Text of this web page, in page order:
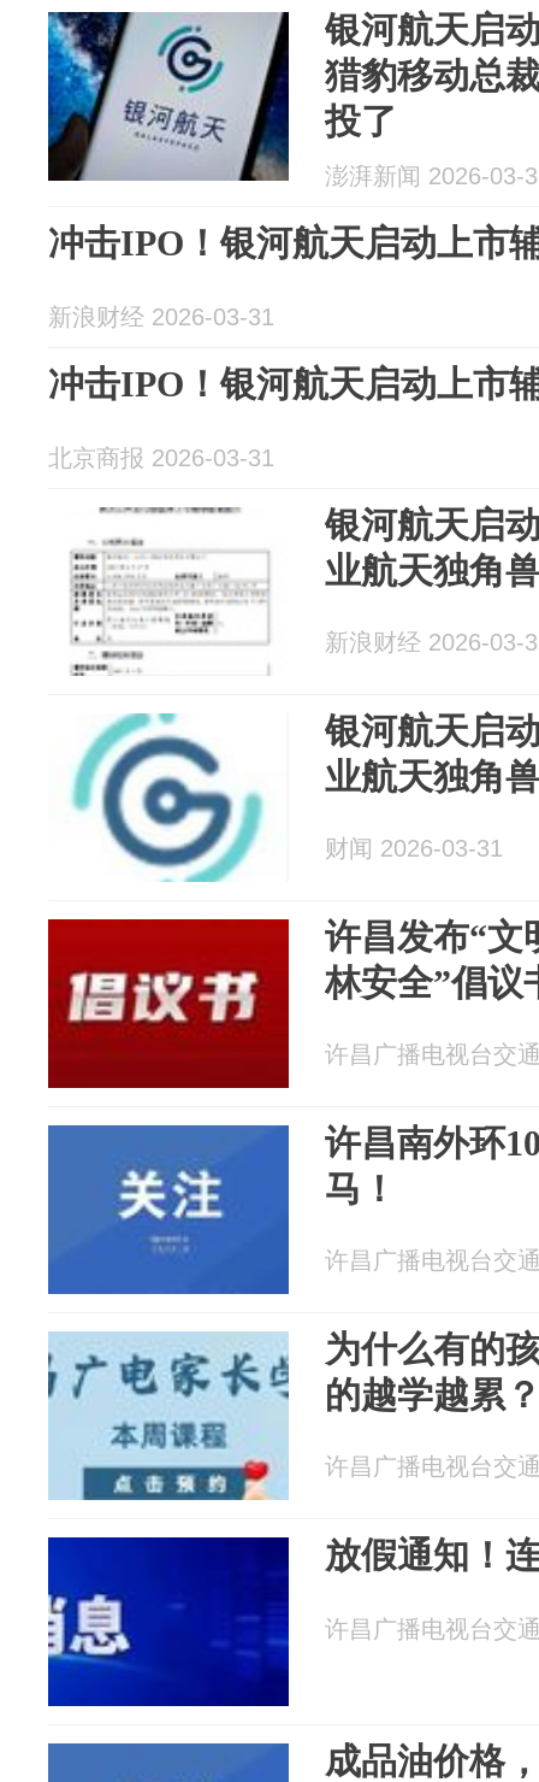
银河航天启
猎豹移动总
投了
澎湃新闻 2026-03-
冲击IPO！银河航天启动上市
新浪财经 2026-03-31
冲击IPO！银河航天启动上市
北京商报 2026-03-31
银河航天启
业航天独角
新浪财经 2026-03-
银河航天启
业航天独角
财闻 2026-03-31
许昌发布“文
林安全”倡议
许昌广播电视台交
许昌南外环
马！
许昌广播电视台交
为什么有的
的越学越累
许昌广播电视台交
放假通知！
许昌广播电视台交
成品油价格